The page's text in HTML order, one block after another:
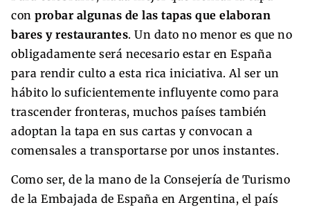
con probar algunas de las tapas que elaboran
bares y restaurantes. Un dato no menor es que no
obligadamente será necesario estar en España
para rendir culto a esta rica iniciativa. Al ser un
hábito lo suficientemente influyente como para
trascender fronteras, muchos países también
adoptan la tapa en sus cartas y convocan a
comensales a transportarse por unos instantes.
Como ser, de la mano de la Consejería de Turismo
de la Embajada de España en Argentina, el país